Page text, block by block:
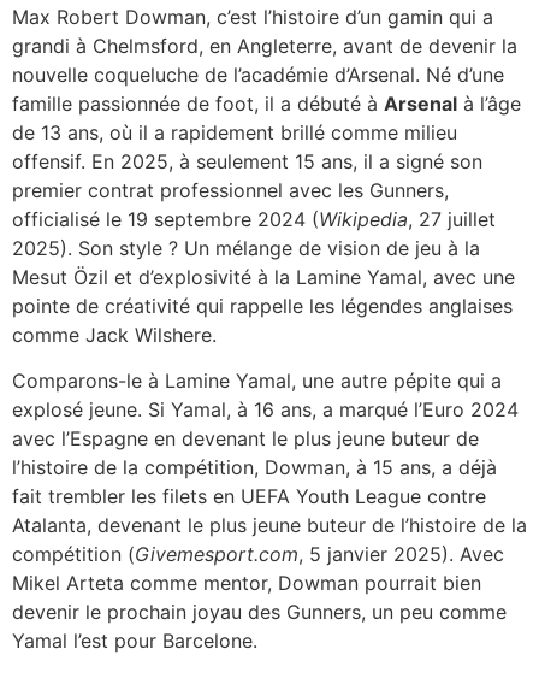
Max Robert Dowman, c’est l’histoire d’un gamin qui a
grandi à Chelmsford, en Angleterre, avant de devenir la
nouvelle coqueluche de l’académie d’Arsenal. Né d’une
famille passionnée de foot, il a débuté à Arsenal à l’âge
de 13 ans, où il a rapidement brillé comme milieu
offensif. En 2025, à seulement 15 ans, il a signé son
premier contrat professionnel avec les Gunners,
officialisé le 19 septembre 2024 (Wikipedia, 27 juillet
2025). Son style ? Un mélange de vision de jeu à la
Mesut Özil et d’explosivité à la Lamine Yamal, avec une
pointe de créativité qui rappelle les légendes anglaises
comme Jack Wilshere.
Comparons-le à Lamine Yamal, une autre pépite qui a
explosé jeune. Si Yamal, à 16 ans, a marqué l’Euro 2024
avec l’Espagne en devenant le plus jeune buteur de
l’histoire de la compétition, Dowman, à 15 ans, a déjà
fait trembler les filets en UEFA Youth League contre
Atalanta, devenant le plus jeune buteur de l’histoire de la
compétition (Givemesport.com, 5 janvier 2025). Avec
Mikel Arteta comme mentor, Dowman pourrait bien
devenir le prochain joyau des Gunners, un peu comme
Yamal l’est pour Barcelone.